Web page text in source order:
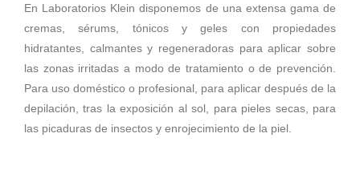
En Laboratorios Klein disponemos de una extensa gama de
cremas, sérums, tónicos y geles con propiedades
hidratantes, calmantes y regeneradoras para aplicar sobre
las zonas irritadas a modo de tratamiento o de prevención.
Para uso doméstico o profesional, para aplicar después de la
depilación, tras la exposición al sol, para pieles secas, para
las picaduras de insectos y enrojecimiento de la piel.